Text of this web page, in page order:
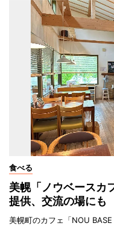
食べる
美幌「ノウベース
提供、交流の場にも
美幌町のカフェ「NOU